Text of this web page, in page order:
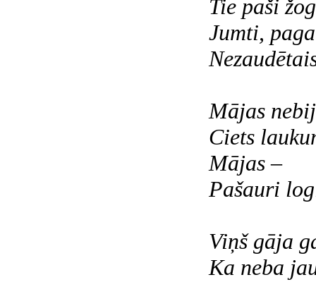
Tie paši
Jumti,
Mājas
Ciets
Mājas –
Pašauri
Viņš gāja
Ka neba